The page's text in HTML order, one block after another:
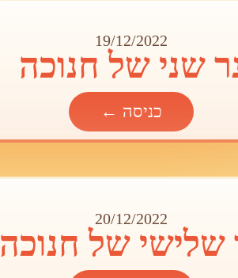
19/12/2022
שני של חנוכה
כניסה ←
20/12/2022
שלישי של חנוכה